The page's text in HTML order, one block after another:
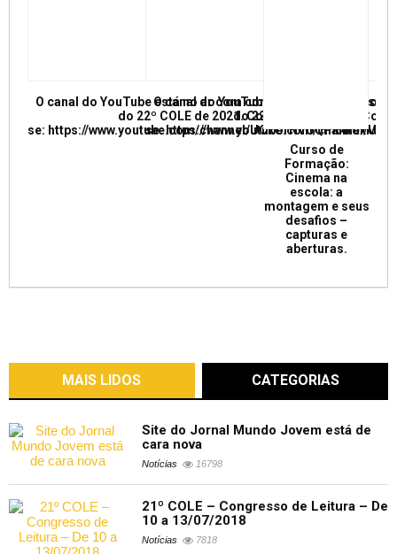
O canal do YouTube está no ar com conferências e mesas
do 22º COLE de 2021. Confira e inscreva
se: https://www.youtube.com/channel/
O canal do YouTube está no ar com
do 22º COLE de 2021.
se: https://www.youtube.com/channel/
Curso de
Formação:
Cinema na
escola: a
montagem e seus
desafios –
capturas e
aberturas.
MAIS LIDOS CATEGORIAS
Site do Jornal Mundo Jovem está de
cara nova
Notícias 16798
21º COLE – Congresso de Leitura – De
10 a 13/07/2018
Notícias 7818